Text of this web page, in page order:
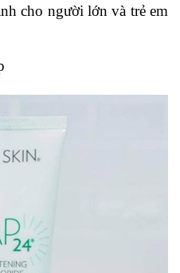
cho người lớn và trẻ em